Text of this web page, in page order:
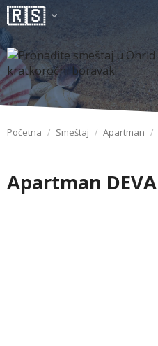
Početna Smeštaj Apartman
Apartman DEVA